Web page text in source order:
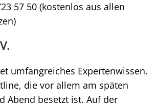
57 50 (kostenlos aus allen
umfangreiches Expertenwissen.
die vor allem am späten
Abend besetzt ist. Auf der